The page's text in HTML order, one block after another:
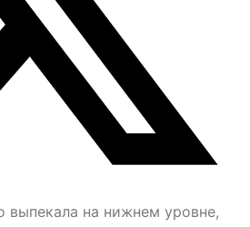
выпекала на нижнем уровне,